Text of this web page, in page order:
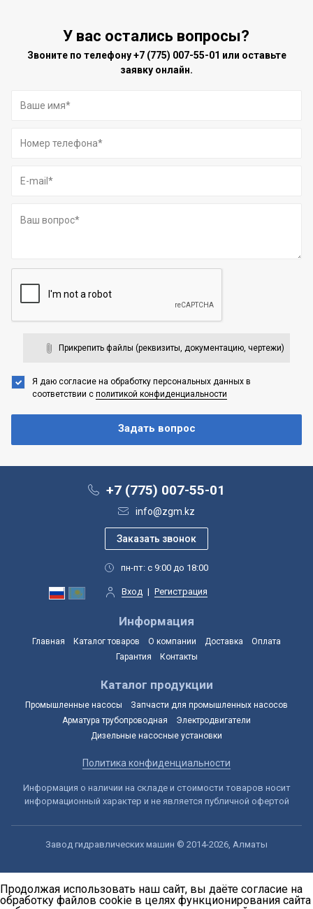
У вас остались вопросы?
Звоните по телефону+7 (775) 007-55-01 или оставьте
заявку онлайн.
Прикрепить файлы (реквизиты, документацию, чертежи)
Я даю согласие на обработку персональных данных в
соответствии с политикой конфиденциальности
+7 (775) 007-55-01
info@zgm.kz
пн-пт: с 9:00 до 18:00
Вход | Регистрация
Информация
Главная Каталог товаров О компании Доставка
Оплата
Гарантия
Контакты
Каталог продукции
Промышленные насосы
Запчасти для промышленных насосов
Арматура трубопроводная
Электродвигатели
Дизельные насосные установки
Политика конфиденциальности
Информация о наличии на складе и стоимости товаров носит
информационный характер и не является публичной офертой
Завод гидравлических машин © 2014-2026, Алматы
Продолжая использовать наш сайт, вы даёте согласие на
обработку файлов cookie в целях функционирования сайта